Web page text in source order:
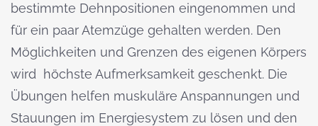
bestimmte Dehnpositionen eingenommen und
für ein paar Atemzüge gehalten werden. Den
Möglichkeiten und Grenzen des eigenen Körpers
wird höchste Aufmerksamkeit geschenkt. Die
Übungen helfen muskuläre Anspannungen und
Stauungen im Energiesystem zu lösen und den